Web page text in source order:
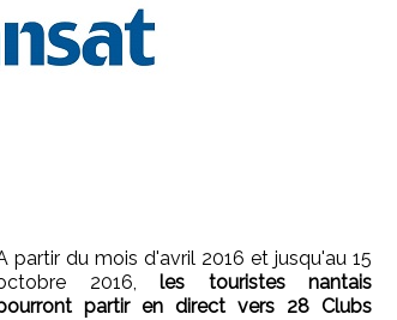
partir du mois d'avril 2016 et jusqu'au 15
2016, les touristes nantais
partir en direct vers 28 Clubs